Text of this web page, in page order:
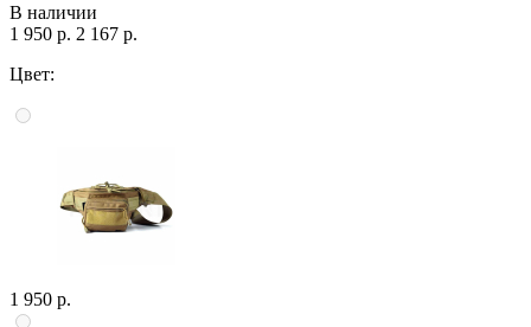
В наличии
1 950 р. 2 167 р.
Цвет:
1 950 р.